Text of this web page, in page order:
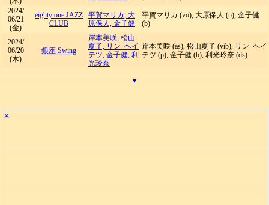
2024/
06/21
(金)
eighty one JAZZ
CLUB
平賀マリカ, 大
原保人, 金子健
平賀マリカ (vo), 大原保人 (p), 金子健
(b)
2024/
06/20
(木)
銀座 Swing
岸本美咲, 松山
夏子, リン･ヘイ
テツ, 金子健, 利
光玲奈
岸本美咲 (as), 松山夏子 (vib), リン･ヘイ
テツ (p), 金子健 (b), 利光玲奈 (ds)
▾
✕